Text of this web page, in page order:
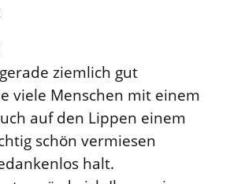
ziemlich gut
viele Menschen mit einem
auf den Lippen einem
schön vermiesen
halt.